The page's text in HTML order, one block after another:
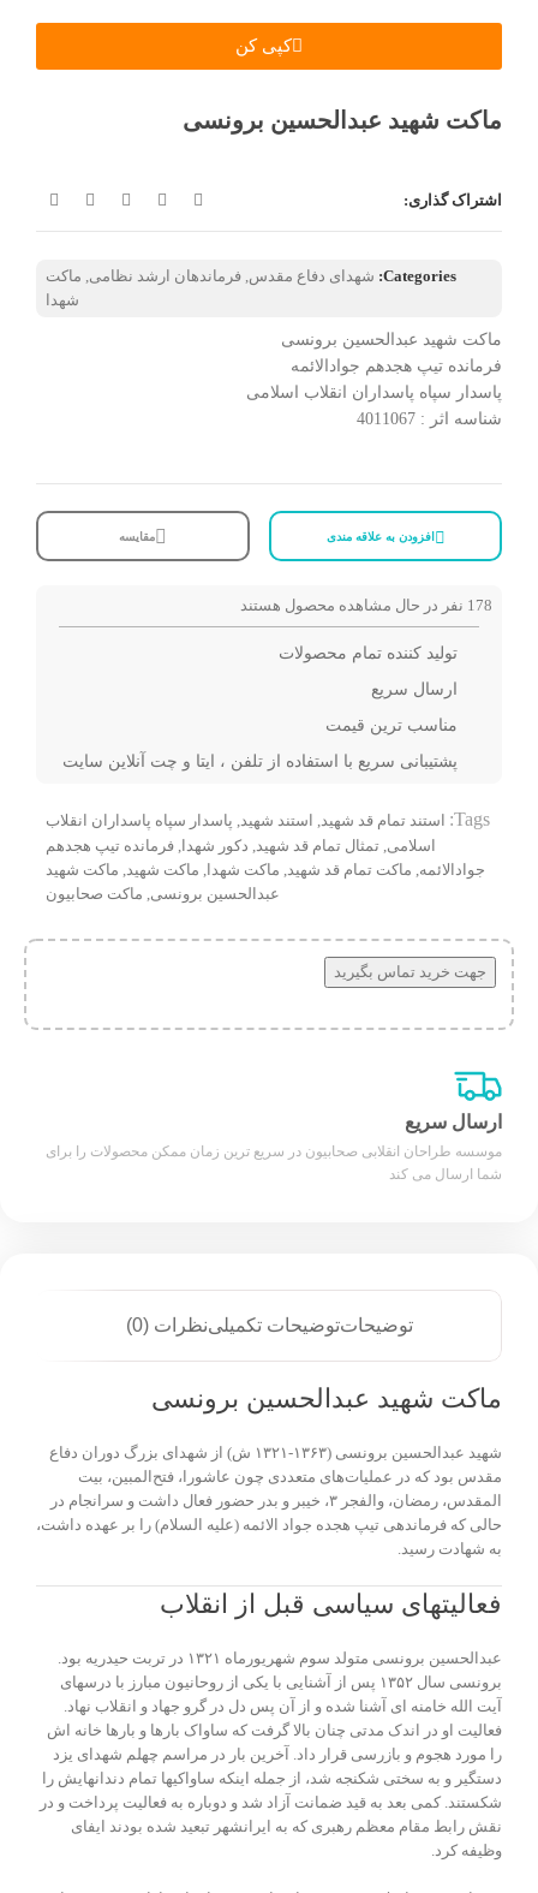
کپی کن
ماکت شهید عبدالحسین برونسی
اشتراک گذاری:
Categories: شهدای دفاع مقدس فرماندهان ارشد نظامی ماکت
شهدا
ماکت شهید عبدالحسین برونسی
فرمانده تیپ هجدهم جوادالائمه
پاسدار سپاه پاسداران انقلاب اسلامی
شناسه اثر : 4011067
افزودن به علاقه مندی مقایسه
178 نفر در حال مشاهده محصول هستند
تولید کننده تمام محصولات
ارسال سریع
مناسب ترین قیمت
پشتیبانی سریع با استفاده از تلفن ، ایتا و چت آنلاین سایت
Tags: استند تمام قد شهید استند شهید پاسدار سپاه پاسداران انقلاب
اسلامی تمثال تمام قد شهید دکور شهدا
فرمانده تیپ هجدهم
جوادالائمه ماکت تمام قد شهید ماکت شهدا ماکت شهید ماکت شهید
عبدالحسین برونسی ماکت صحابیون
جهت خرید تماس بگیرید
ارسال سریع
موسسه طراحان انقلابی صحابیون در سریع ترین زمان ممکن محصولات را برای
شما ارسال می کند
توضیحاتتوضیحات تکمیلینظرات (0)
ماکت شهید عبدالحسین برونسی
شهید عبدالحسین برونسی (۱۳۶۳-۱۳۲۱ ش) از شهدای بزرگ دوران دفاع
مقدس بود که در عملیات‌های متعددی چون عاشورا، فتح‌المبین، بیت
المقدس، رمضان، والفجر ۳، خیبر و بدر حضور فعال داشت و سرانجام در
حالی که فرماندهی تیپ هجده جواد الائمه (علیه السلام) را بر عهده داشت،
به شهادت رسید.
فعالیتهای سیاسی قبل از انقلاب
عبدالحسین برونسی متولد سوم شهریورماه ۱۳۲۱ در تربت حیدریه بود.
برونسی سال ۱۳۵۲ پس از آشنایی با یکی از روحانیون مبارز با درسهای
آیت الله خامنه ای آشنا شده و از آن پس دل در گرو جهاد و انقلاب نهاد.
فعالیت او در اندک مدتی چنان بالا گرفت که ساواک بارها و بارها خانه اش
را مورد هجوم و بازرسی قرار داد. آخرین بار در مراسم چهلم شهدای یزد
دستگیر و به سختی شکنجه شد، از جمله اینکه ساواکیها تمام دندانهایش را
شکستند. کمی بعد به قید ضمانت آزاد شد و دوباره به فعالیت پرداخت و در
نقش رابط مقام معظم رهبری که به ایرانشهر تبعید شده بودند ایفای
وظیفه کرد.